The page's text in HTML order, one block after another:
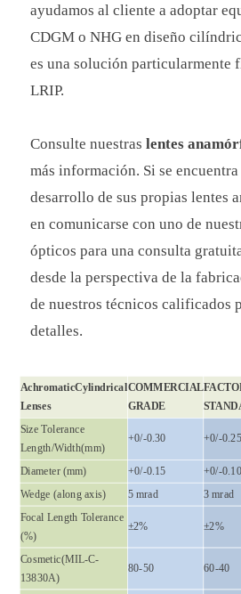
ayudamos al cliente a adoptar
CDGM o NHG en diseño
es una solución particularmente
LRIP.
Consulte nuestraslentes
más información. Si se encuentra
desarrollo de sus propias lentes
en comunicarse con uno de
ópticos para una consulta
desde la perspectiva de la
de nuestros técnicos calificados
detalles.
AchromaticCylindrical
Lenses
COMMERCIAL
GRADE
Size Tolerance
Length/Width(mm)
+0/-0.30 +0/-0.25
Diameter (mm) +0/-0.15 +0/-0.10
Wedge (along axis) 5 mrad 3 mrad
Focal Length Tolerance
(%)
±2% ±2%
Cosmetic(MIL-C-
13830A)
80-50 60-40